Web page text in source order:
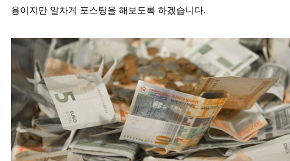
용이지만 알차게 포스팅을 해보도록 하겠습니다.